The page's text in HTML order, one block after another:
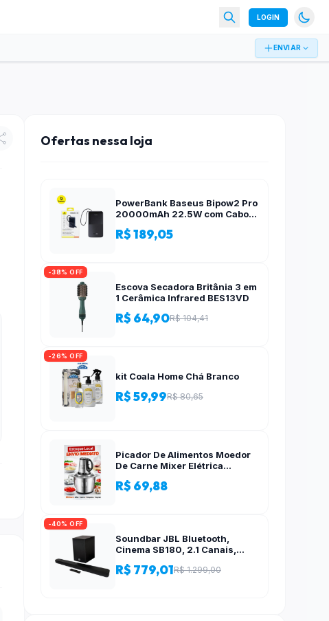
LOGIN
ENVIAR
Ofertas nessa loja
PowerBank Baseus Bipow2 Pro
20000mAh 22.5W com Cabo
EnerFill FC51
R$ 189,05
-38% OFF
Escova Secadora Britânia 3 em
1 Cerâmica Infrared BES13VD
R$ 64,90R$ 104,41
-26% OFF
kit Coala Home Chá Branco
R$ 59,99R$ 80,65
Picador De Alimentos Moedor
De Carne Mixer Elétrica
Alho – 110v-220v
R$ 69,88
-40% OFF
Soundbar JBL Bluetooth,
Cinema SB180, 2.1 Canais,
110W RMS
R$ 779,01R$ 1.299,00